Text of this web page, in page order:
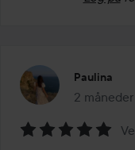
Paulina
2 måneder
Posten